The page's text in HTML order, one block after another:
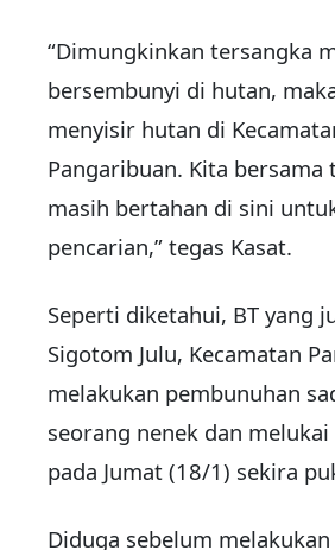
“Dimungkinkan tersangka
bersembunyi di hutan,
menyisir hutan di
Pangaribuan. Kita bersama
masih bertahan di sini
pencarian,” tegas Kasat.
Seperti diketahui, BT yang
Sigotom Julu, Kecamatan
melakukan pembunuhan
seorang nenek dan
pada Jumat (18/1) sekira
Diduga sebelum melakukan